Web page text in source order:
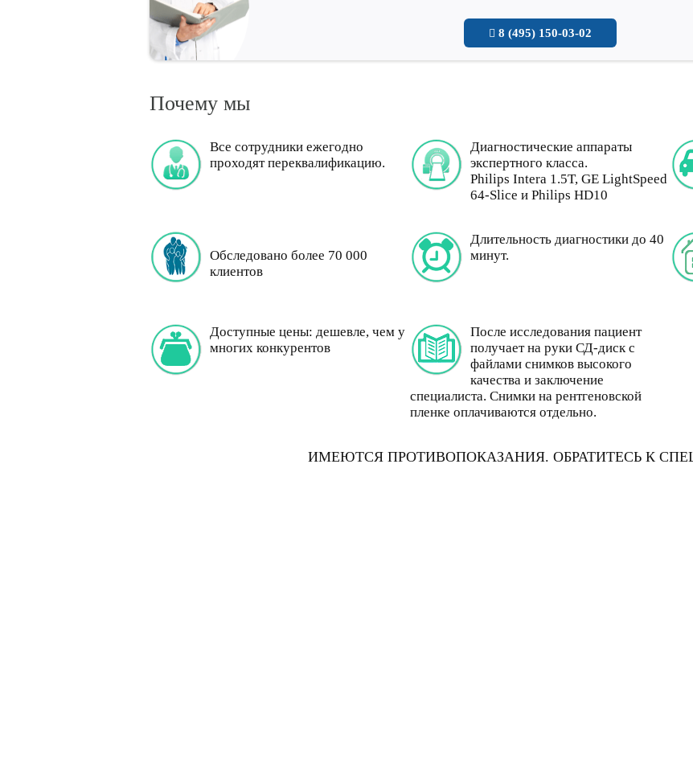
8 (495) 150-03-02
Почему мы
Все сотрудники ежегодно
проходят переквалификацию.
Диагностические аппараты
экспертного класса.
Philips Intera 1.5T, GE LightSpeed
64-Slice и Philips HD10
Обследовано более 70 000
клиентов
Длительность диагностики до 40
минут.
Доступные цены: дешевле, чем у
многих конкурентов
После исследования пациент
получает на руки СД-диск с
файлами снимков высокого
качества и заключение
специалиста. Снимки на рентгеновской
пленке оплачиваются отдельно.
ИМЕЮТСЯ ПРОТИВОПОКАЗАНИЯ. ОБРАТИТЕСЬ К